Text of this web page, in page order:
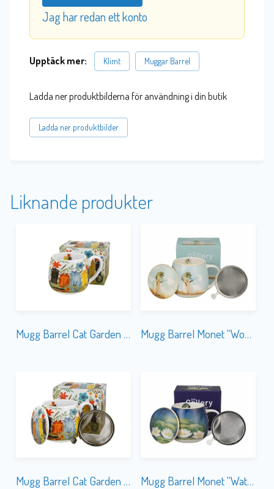
Jag har redan ett konto
Upptäck mer: Klimt Muggar Barrel
Ladda ner produktbilderna för användning i din butik
Ladda ner produktbilder
Liknande produkter
Mugg Barrel Cat Garden Felines Mugg Barrel Monet “Woman with Parasol” m. Tesil
Mugg Barrel Cat Garden Felines m.Tesil Mugg Barrel Monet “Water Lilies” m. Tesil